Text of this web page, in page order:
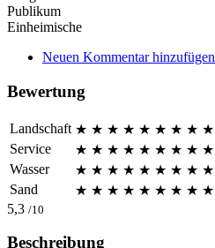
Publikum
Einheimische
Neuen Kommentar hinzufügen
Bewertung
Landschaft ★ ★ ★ ★ ★ ★ ★ ★ ★
Service
★ ★ ★ ★ ★ ★ ★ ★ ★
Wasser
★ ★ ★ ★ ★ ★ ★ ★ ★
Sand
★ ★ ★ ★ ★ ★ ★ ★ ★
5,3 /10
Beschreibung